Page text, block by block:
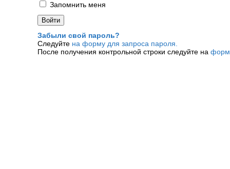
Запомнить меня
Забыли свой пароль?
Следуйте на форму для запроса пароля.
После получения контрольной строки следуйте на